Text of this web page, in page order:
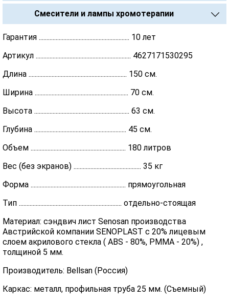
Смесители и лампы хромотерапии
Гарантия ........................................................... 10 лет
Артикул .............................................................. 4627171530295
Длина ................................................................ 150 см.
Ширина ............................................................. 70 см.
Высота .............................................................. 63 см.
Глубина ............................................................ 45 см.
Объем .............................................................. 180 литров
Вес (без экранов) ............................................ 35 кг
Форма .............................................................. прямоугольная
Тип ................................................................... отдельно-стоящая
Материал: сэндвич лист Senosan производства
Австрийской компании SENOPLAST c 20% лицевым
слоем акрилового стекла ( ABS - 80%, PMMA - 20%) ,
толщиной 5 мм.
Производитель: Bellsan (Россия)
Каркас: металл, профильная труба 25 мм. (Съемный)